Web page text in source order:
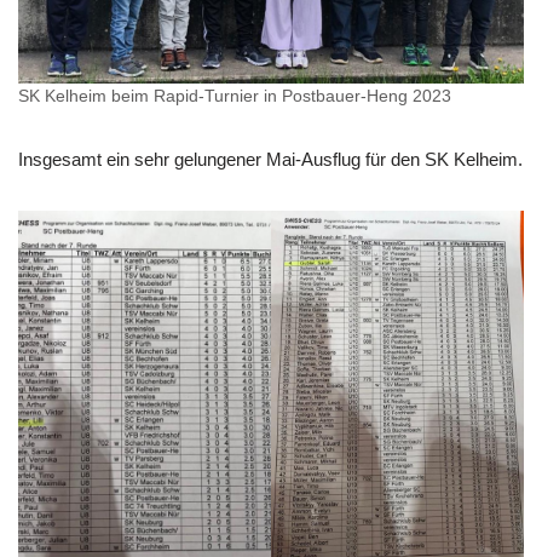
SK Kelheim beim Rapid-Turnier in Postbauer-Heng 2023
Insgesamt ein sehr gelungener Mai-Ausflug für den SK Kelheim.